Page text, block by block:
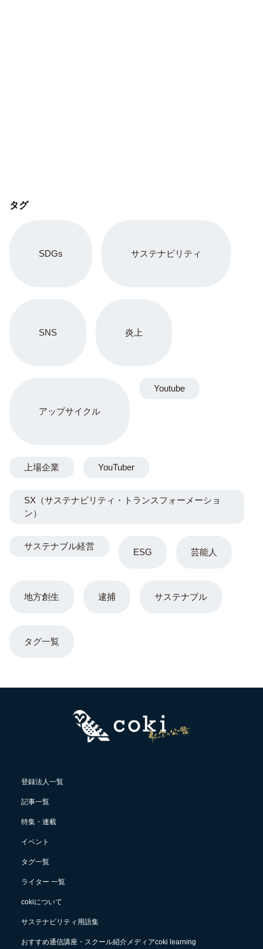
タグ
SDGs サステナビリティ
SNS 炎上
アップサイクル
ESG 芸能人
地方創生 逮捕 サステナブル
Youtube
上場企業 YouTuber
SX（サステナビリティ・トランスフォーメーショ
ン）
サステナブル経営
タグ一覧
登録法人一覧
記事一覧
特集・連載
イベント
タグ一覧
ライター 一覧
cokiについて
サステナビリティ用語集
おすすめ通信講座・スクール紹介メディアcoki learning